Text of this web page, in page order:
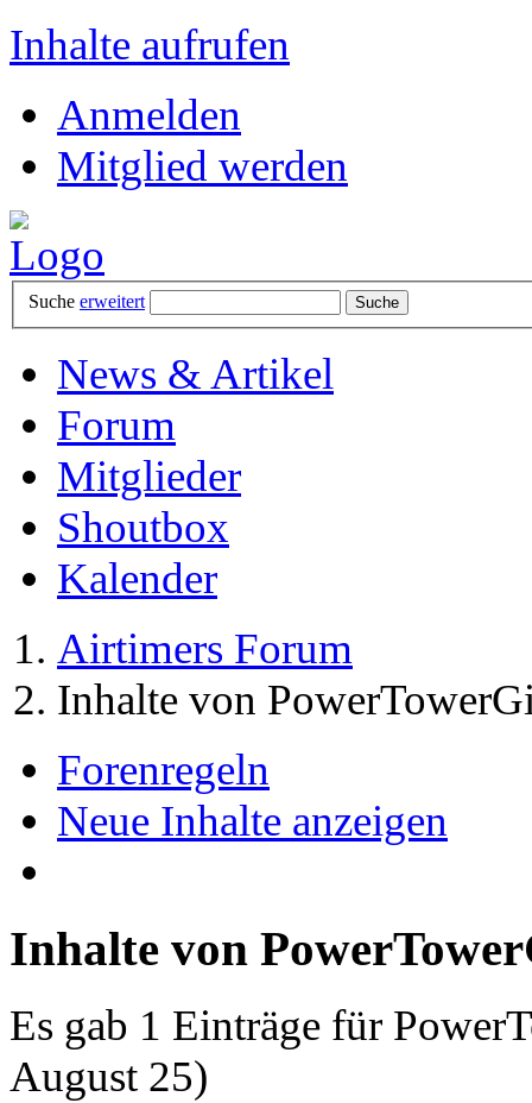
Inhalte aufrufen
Anmelden
Mitglied werden
Suche erweitert
News & Artikel
Forum
Mitglieder
Shoutbox
Kalender
Airtimers Forum
Inhalte von
Forenregeln
Neue Inhalte anzeigen
Inhalte von
Es gab 1 Einträge für
August 25)